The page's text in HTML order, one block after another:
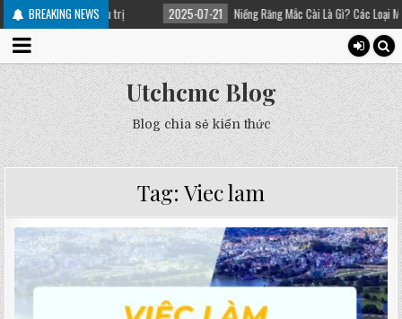
BREAKING NEWS
và cách điều trị 2025-07-21 Niềng Răng Mắc Cài Là Gì? Các Loại Mắc
Utchcmc Blog
Blog chia sẻ kiến thức
Tag: Viec lam